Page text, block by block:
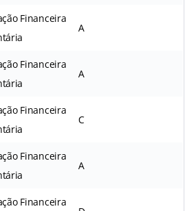
Financeira
A
Financeira
A
Financeira
C
Financeira
A
Financeira